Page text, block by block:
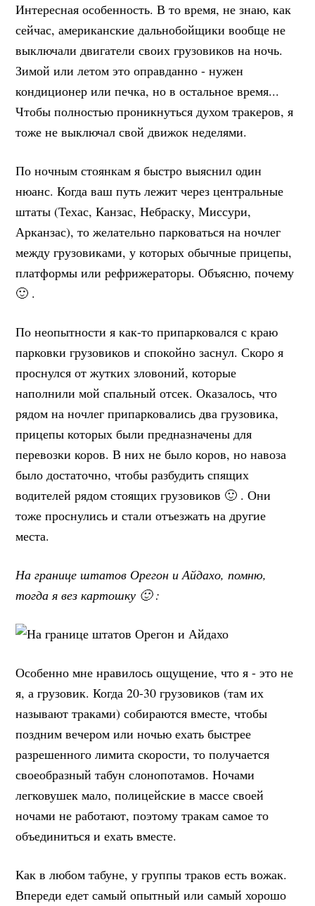
Интересная особенность. В то время, не знаю, как
сейчас, американские дальнобойщики вообще не
выключали двигатели своих грузовиков на ночь.
Зимой или летом это оправданно - нужен
кондиционер или печка, но в остальное время...
Чтобы полностью проникнуться духом тракеров, я
тоже не выключал свой движок неделями.
По ночным стоянкам я быстро выяснил один
нюанс. Когда ваш путь лежит через центральные
штаты (Техас, Канзас, Небраску, Миссури,
Арканзас), то желательно парковаться на ночлег
между грузовиками, у которых обычные прицепы,
платформы или рефрижераторы. Объясню, почему
🙂 .
По неопытности я как-то припарковался с краю
парковки грузовиков и спокойно заснул. Скоро я
проснулся от жутких зловоний, которые
наполнили мой спальный отсек. Оказалось, что
рядом на ночлег припарковались два грузовика,
прицепы которых были предназначены для
перевозки коров. В них не было коров, но навоза
было достаточно, чтобы разбудить спящих
водителей рядом стоящих грузовиков 🙂 . Они
тоже проснулись и стали отъезжать на другие
места.
На границе штатов Орегон и Айдахо, помню,
тогда я вез картошку 🙂 :
Особенно мне нравилось ощущение, что я - это не
я, а грузовик. Когда 20-30 грузовиков (там их
называют траками) собираются вместе, чтобы
поздним вечером или ночью ехать быстрее
разрешенного лимита скорости, то получается
своеобразный табун слонопотамов. Ночами
легковушек мало, полицейские в массе своей
ночами не работают, поэтому тракам самое то
объединиться и ехать вместе.
Как в любом табуне, у группы траков есть вожак.
Впереди едет самый опытный или самый хорошо